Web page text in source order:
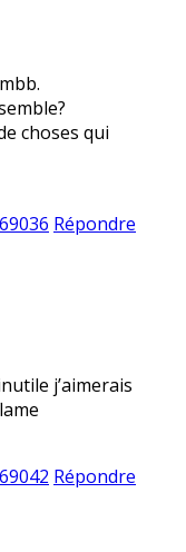
choses qui
Répondre
j’aimerais
Répondre